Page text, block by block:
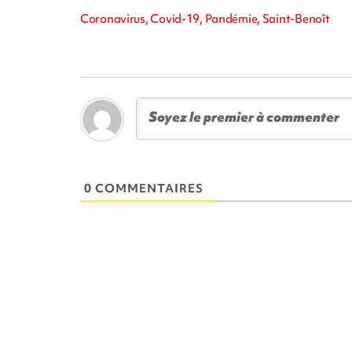
Coronavirus, Covid-19, Pandémie, Saint-Benoît
0 COMMENTAIRES